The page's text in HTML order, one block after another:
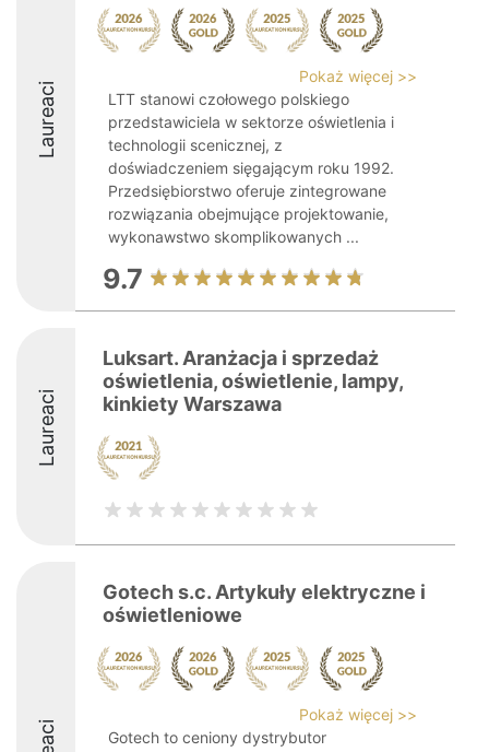
Laureaci
Pokaż więcej >>
LTT stanowi czołowego polskiego
przedstawiciela w sektorze oświetlenia i
technologii scenicznej, z
doświadczeniem sięgającym roku 1992.
Przedsiębiorstwo oferuje zintegrowane
rozwiązania obejmujące projektowanie,
wykonawstwo skomplikowanych ...
9.7
Laureaci
Luksart. Aranżacja i sprzedaż
oświetlenia, oświetlenie, lampy,
kinkiety Warszawa
Gotech s.c. Artykuły elektryczne i
oświetleniowe
Pokaż więcej >>
Gotech to ceniony dystrybutor